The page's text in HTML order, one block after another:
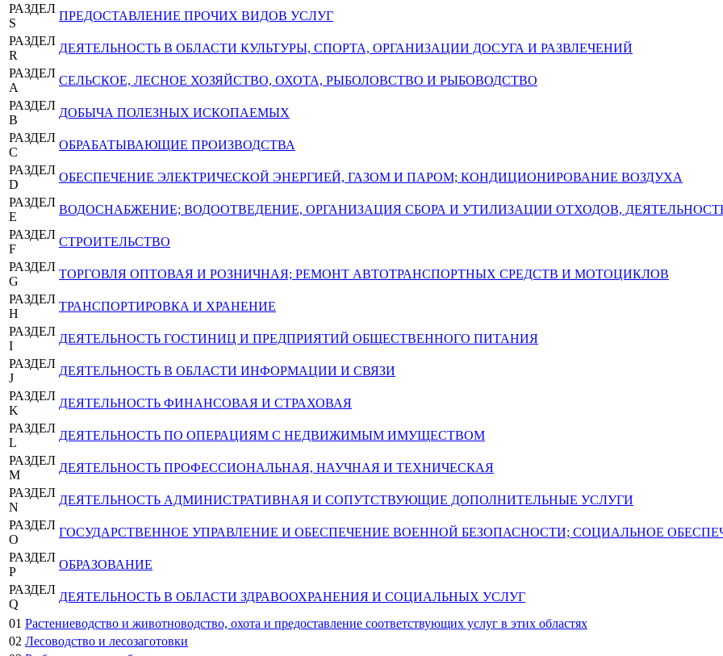
РАЗДЕЛ
S
ПРЕДОСТАВЛЕНИЕ ПРОЧИХ ВИДОВ УСЛУГ
РАЗДЕЛ
R
ДЕЯТЕЛЬНОСТЬ В ОБЛАСТИ КУЛЬТУРЫ, СПОРТА, ОРГАНИЗАЦИИ ДОСУГА И РАЗВЛЕЧЕНИЙ
РАЗДЕЛ
A
СЕЛЬСКОЕ, ЛЕСНОЕ ХОЗЯЙСТВО, ОХОТА, РЫБОЛОВСТВО И РЫБОВОДСТВО
РАЗДЕЛ
B
ДОБЫЧА ПОЛЕЗНЫХ ИСКОПАЕМЫХ
РАЗДЕЛ
C
ОБРАБАТЫВАЮЩИЕ ПРОИЗВОДСТВА
РАЗДЕЛ
D
ОБЕСПЕЧЕНИЕ ЭЛЕКТРИЧЕСКОЙ ЭНЕРГИЕЙ, ГАЗОМ И ПАРОМ; КОНДИЦИОНИРОВАНИЕ ВОЗДУХА
РАЗДЕЛ
E
ВОДОСНАБЖЕНИЕ; ВОДООТВЕДЕНИЕ, ОРГАНИЗАЦИЯ СБОРА И УТИЛИЗАЦИИ ОТХОДОВ,
РАЗДЕЛ
F
СТРОИТЕЛЬСТВО
РАЗДЕЛ
G
ТОРГОВЛЯ ОПТОВАЯ И РОЗНИЧНАЯ; РЕМОНТ АВТОТРАНСПОРТНЫХ СРЕДСТВ И МОТОЦИКЛОВ
РАЗДЕЛ
H
ТРАНСПОРТИРОВКА И ХРАНЕНИЕ
РАЗДЕЛ
I
ДЕЯТЕЛЬНОСТЬ ГОСТИНИЦ И ПРЕДПРИЯТИЙ ОБЩЕСТВЕННОГО ПИТАНИЯ
РАЗДЕЛ
J
ДЕЯТЕЛЬНОСТЬ В ОБЛАСТИ ИНФОРМАЦИИ И СВЯЗИ
РАЗДЕЛ
K
ДЕЯТЕЛЬНОСТЬ ФИНАНСОВАЯ И СТРАХОВАЯ
РАЗДЕЛ
L
ДЕЯТЕЛЬНОСТЬ ПО ОПЕРАЦИЯМ С НЕДВИЖИМЫМ ИМУЩЕСТВОМ
РАЗДЕЛ
M
ДЕЯТЕЛЬНОСТЬ ПРОФЕССИОНАЛЬНАЯ, НАУЧНАЯ И ТЕХНИЧЕСКАЯ
РАЗДЕЛ
N
ДЕЯТЕЛЬНОСТЬ АДМИНИСТРАТИВНАЯ И СОПУТСТВУЮЩИЕ ДОПОЛНИТЕЛЬНЫЕ УСЛУГИ
РАЗДЕЛ
O
ГОСУДАРСТВЕННОЕ УПРАВЛЕНИЕ И ОБЕСПЕЧЕНИЕ ВОЕННОЙ БЕЗОПАСНОСТИ; СОЦИАЛЬНОЕ
РАЗДЕЛ
P
ОБРАЗОВАНИЕ
РАЗДЕЛ
Q
ДЕЯТЕЛЬНОСТЬ В ОБЛАСТИ ЗДРАВООХРАНЕНИЯ И СОЦИАЛЬНЫХ УСЛУГ
01 Растениеводство и животноводство, охота и предоставление соответствующих услуг в этих областях
02 Лесоводство и лесозаготовки